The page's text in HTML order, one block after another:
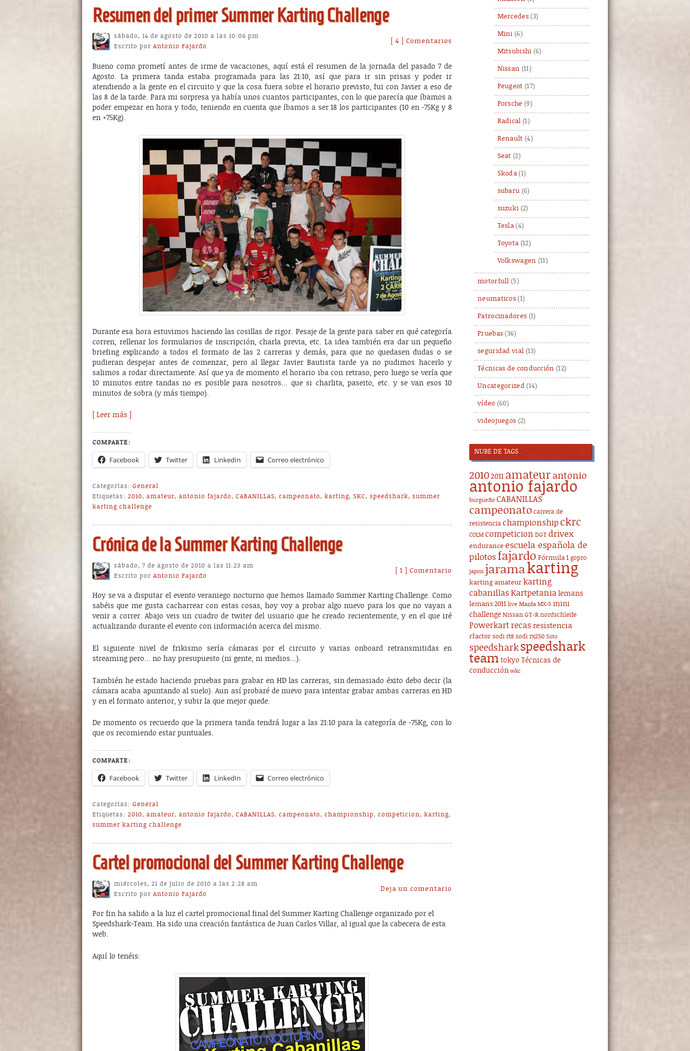
Resumen del primer Summer Karting Challenge
sábado, 14 de agosto de 2010 a las 10:06 pm
Escrito por Antonio Fajardo
[ 4 ] Comentarios
Bueno como prometí antes de irme de vacaciones, aquí está el resumen de la jornada del pasado 7 de
Agosto. La primera tanda estaba programada para las 21:10, así que para ir sin prisas y poder ir
atendiendo a la gente en el circuito y que la cosa fuera sobre el horario previsto, fui con Javier a eso de
las 8 de la tarde. Para mi sorpresa ya había unos cuantos participantes, con lo que parecía que íbamos a
poder empezar en hora y todo, teniendo en cuenta que íbamos a ser 18 los participantes (10 en -75Kg y 8
en +75Kg).
Durante esa hora estuvimos haciendo las cosillas de rigor. Pesaje de la gente para saber en qué categoría
corren, rellenar los formularios de inscripción, charla previa, etc. La idea también era dar un pequeño
briefing explicando a todos el formato de las 2 carreras y demás, para que no quedasen dudas o se
pudieran despejar antes de comenzar, pero al llegar Javier Bautista tarde ya no pudimos hacerlo y
salimos a rodar directamente. Así que ya de momento el horario iba con retraso, pero luego se vería que
10 minutos entre tandas no es posible para nosotros… que si charlita, paseito, etc. y se van esos 10
minutos de sobra (y más tiempo).
[ Leer más ]
COMPARTE:
Facebook Twitter LinkedIn Correo electrónico
Categorías: General
Etiquetas: 2010, amateur, antonio fajardo, CABANILLAS, campeonato, karting, SKC, speedshark, summer
karting challenge
Crónica de la Summer Karting Challenge
sábado, 7 de agosto de 2010 a las 11:23 am
Escrito por Antonio Fajardo
[ 1 ] Comentario
Hoy se va a disputar el evento veraniego nocturno que hemos llamado Summer Karting Challenge. Como
sabéis que me gusta cacharrear con estas cosas, hoy voy a probar algo nuevo para los que no vayan a
venir a correr. Abajo veis un cuadro de twiter del usuario que he creado recientemente, y en el que iré
actualizando durante el evento con información acerca del mismo.
El siguiente nivel de frikismo sería cámaras por el circuito y varias onboard retransmitidas en
streaming pero… no hay presupuesto (ni gente, ni medios…).
También he estado haciendo pruebas para grabar en HD las carreras, sin demasiado éxito debo decir (la
cámara acaba apuntando al suelo). Aun así probaré de nuevo para intentar grabar ambas carreras en HD
y en el formato anterior, y subir la que mejor quede.
De momento os recuerdo que la primera tanda tendrá lugar a las 21:10 para la categoría de -75Kg, con lo
que os recomiendo estar puntuales.
COMPARTE:
Facebook Twitter LinkedIn Correo electrónico
Categorías: General
Etiquetas: 2010, amateur, antonio fajardo, CABANILLAS, campeonato, championship, competicion, karting,
summer karting challenge
Cartel promocional del Summer Karting Challenge
miércoles, 21 de julio de 2010 a las 2:28 am
Escrito por Antonio Fajardo
Deja un comentario
Por fin ha salido a la luz el cartel promocional final del Summer Karting Challenge organizado por el
Speedshark-Team. Ha sido una creación fantástica de Juan Carlos Villar, al igual que la cabecera de esta
web.
Aquí lo tenéis:
Mercedes(3)
Mini (6)
Mitsubishi (6)
Nissan (11)
Peugeot (17)
Porsche (9)
Radical (1)
Renault (4)
Seat (2)
Skoda (1)
subaru (6)
suzuki (2)
Tesla (4)
Toyota (12)
Volkswagen (11)
motorfull (5)
neumaticos (1)
Patrocinadores (1)
Pruebas (36)
seguridad vial (13)
Técnicas de conducción (12)
Uncategorized(14)
vídeo (60)
videojuegos (2)
NUBE DE TAGS
20102011 amateur antonio
antonio fajardo
burgueño CABANILLAS
campeonato carrera de
resistencia championship ckrc
COLM competicion DGT drivex
endurance escuela española de
pilotos fajardo Fórmula 1 gopro
japon jaramakarting
karting amateur karting
cabanillas Kartpetanialemans
lemans 2011 live Mazda MX-5 mini
challenge Nissan GT-R nordschleife
Powerkart recas resistencia
rfactor sodi rt8 sodi rx250 Soto
speedshark speedshark
team tokyo Técnicas de
conducción wkc